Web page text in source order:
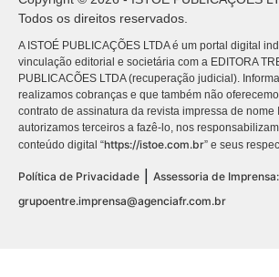
Todos os direitos reservados.
A ISTOÉ PUBLICAÇÕES LTDA é um portal digital
vinculação editorial e societária com a EDITORA
PUBLICACÕES LTDA (recuperação judicial).
realizamos cobranças e que também não
contrato de assinatura da revista impressa de nome
autorizamos terceiros a fazê-lo, nos
conteúdo digital “https://istoe.com.br” e seus
Política de Privacidade
Assessoria de Imprensa:
grupoentre.imprensa@agenciafr.com.br